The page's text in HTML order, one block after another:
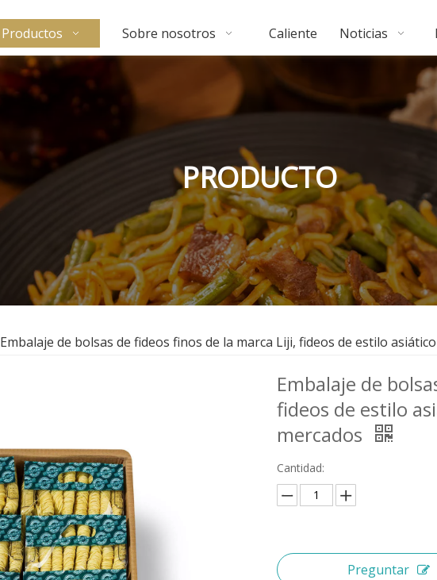
Productos Sobre nosotros Caliente Noticias
PRODUCTO
Embalaje de bolsas de fideos finos de la marca Liji, fideos de estilo
Embalaje de
fideos de estilo
mercados
Cantidad:
Preguntar